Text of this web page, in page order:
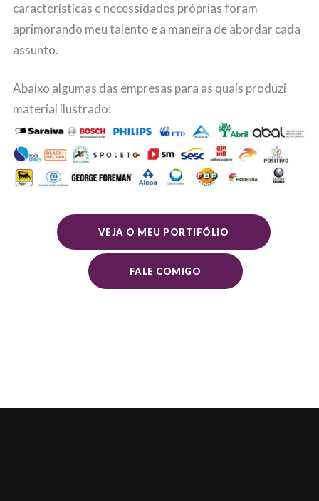
características e necessidades próprias foram
aprimorando meu talento e a maneira de abordar cada
assunto.
Abaixo algumas das empresas para as quais produzi
material ilustrado:
VEJA O MEU PORTIFÓLIO
FALE COMIGO